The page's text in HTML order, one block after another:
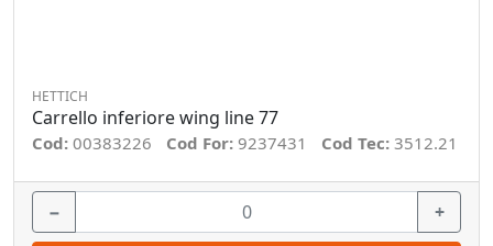
HETTICH
Carrello inferiore wing line 77
Cod: 00383226 Cod For: 9237431 Cod Tec: 3512.21
− +